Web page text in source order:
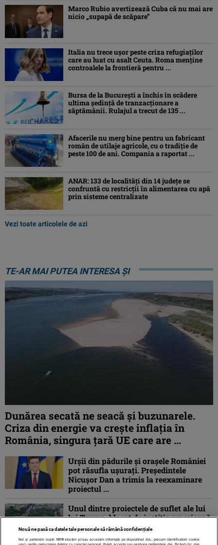
Marco Rubio avertizează Cuba că nu mai are
nicio „supapă de scăpare”
Italia nu trece ușor peste criza refugiaților
care au luat cu asalt Ceuta. Roma menține
controalele la frontieră pentru ...
Bursa de la București a închis în scădere
ultima ședință de tranzacționare a
săptămânii. Rulajul a trecut de 135 ...
Afacerile nu merg bine pentru un fabricant
român de utilaje agricole, cu o tradiție de
peste 100 de ani. Compania a raportat ...
ANAR: 133 de localități din 14 județe se
confruntă cu restricții în alimentarea cu apă
prin sisteme centralizate
Vezi toate articolele de azi
TE-AR MAI PUTEA INTERESA ȘI
Dunărea secată ne seacă și buzunarele.
Criza din energie va crește inflația în
România, singura țară UE care are ...
Urșii din pădurile și orașele României
pot răsufla ușurați. Președintele
Nicușor Dan a trimis la reexaminare
proiectul ...
Unul dintre proiectele de suflet ale lui
lui Trump, blocat de justiția americană.
O curte de apel a suspendat construcția
...
Nouă ne pasă ca datele tale personale să rămână confidențiale
Noi și partenerii noștri 1019stocăm și/sau accesăm informații pe dispozitivul dvs., precum identificatorii cookie
unici pentru prelucrarea datelor cu caracter personal. Puteți accepta sau gestiona preferințele dvs. făcând clic mai